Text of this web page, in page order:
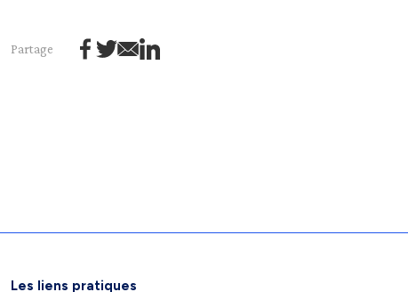
Partage
Les liens pratiques